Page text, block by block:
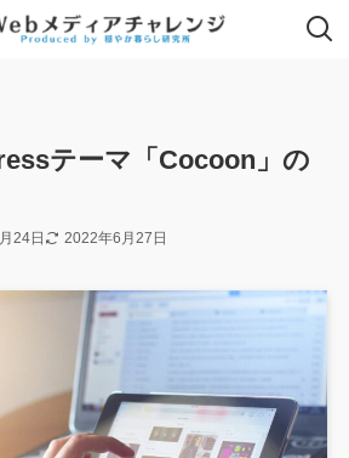
テーマ「Cocoon」の
24日 2022年6月27日